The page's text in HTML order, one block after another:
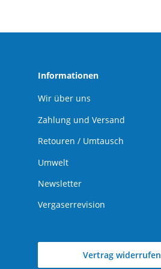
Informationen
Wir über uns
Zahlung und Versand
Retouren / Umtausch
Umwelt
Newsletter
Vergaserrevision
Vertrag widerrufen